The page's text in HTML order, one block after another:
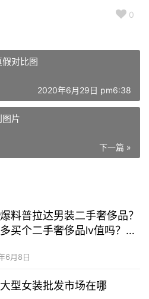
0
对比图
2020年6月29日 pm6:38
片
下一篇 »
料普拉达男装二手奢侈品？
买个二手奢侈品lv值吗？二
6月8日
型女装批发市场在哪